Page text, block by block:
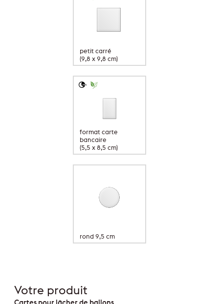
petit carré
(9,8 x 9,8 cm)
format carte
bancaire
(5,5 x 8,5 cm)
rond 9,5 cm
Votre produit